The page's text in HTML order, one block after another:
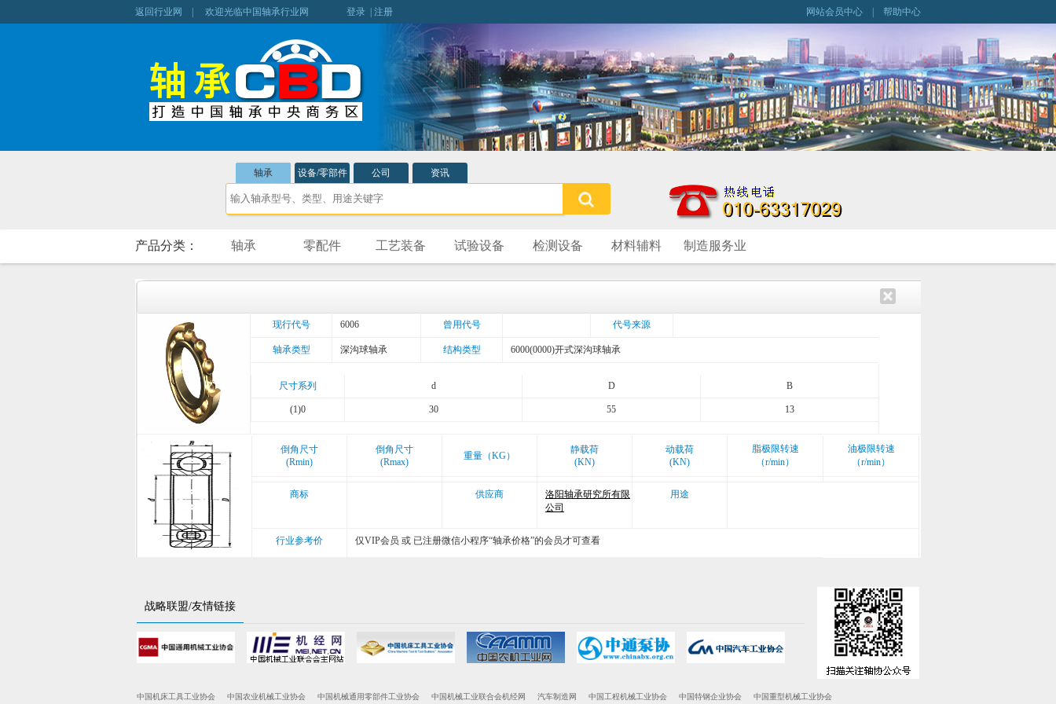
返回行业网 | 欢迎光临中国轴承行业网 登录 注册 网站会员中心 帮助中心
轴承 设备/零部件 公司 资讯
产品分类： 轴承 零配件 工艺装备 试验设备 检测设备 材料辅料 制造服务业
现行代号 6006 曾用代号 代号来源
轴承类型 深沟球轴承 结构类型 6000(0000)开式深沟球轴承
尺寸系列 d D B
(1)0 30 55 13
倒角尺寸
(Rmin)
倒角尺寸
(Rmax)
重量（KG）
静载荷
(KN)
动载荷
(KN)
脂极限转速
（r/min）
油极限转速
（r/min）
商标 供应商
洛阳轴承研究所有限
公司
用途
行业参考价 仅VIP会员 或 已注册微信小程序“轴承价格”的会员才可查看
战略联盟/友情链接
中国机床工具工业协会 中国农业机械工业协会 中国机械通用零部件工业协会 中国机械工业联合会机经网 汽车制造网 中国工程机械工业协会 中国特钢企业协会 中国重型机械工业协会